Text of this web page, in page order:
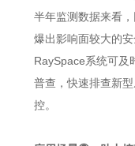
半年监测数据来看
爆出影响面较大的
RaySpace系统可及
普查，快速排查新
控。